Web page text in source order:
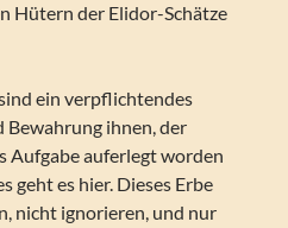
Hütern der Elidor-Schätze
ein verpflichtendes
Bewahrung ihnen, der
Aufgabe auferlegt worden
geht es hier. Dieses Erbe
nicht ignorieren, und nur